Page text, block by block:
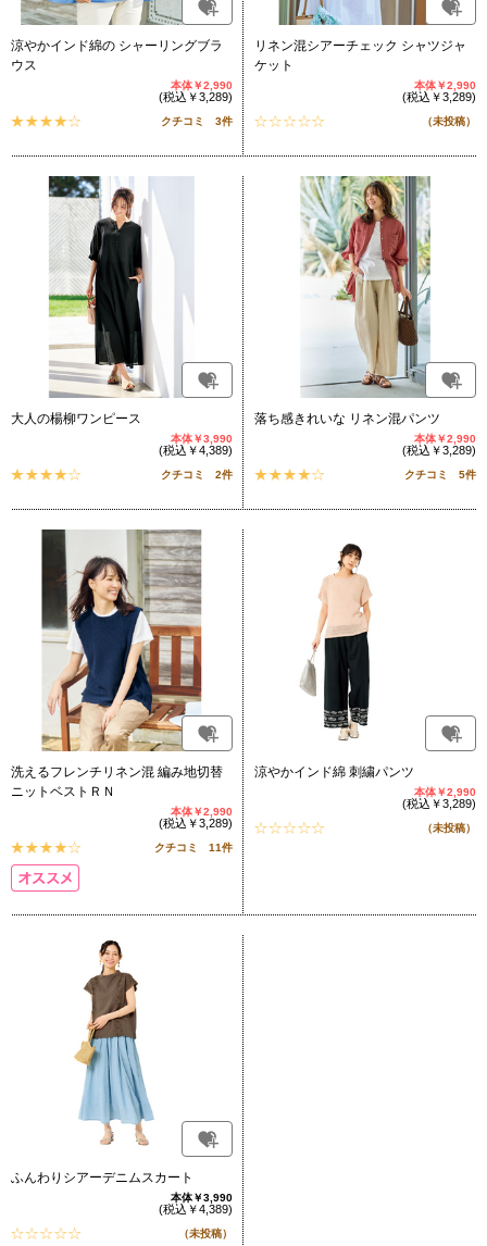
涼やかインド綿の シャーリングブラ
ウス
本体￥2,990
(税込￥3,289)
クチコミ 3件
リネン混シアーチェック シャツジャ
ケット
本体￥2,990
(税込￥3,289)
（未投稿）
大人の楊柳ワンピース
本体￥3,990
(税込￥4,389)
クチコミ 2件
落ち感きれいな リネン混パンツ
本体￥2,990
(税込￥3,289)
クチコミ 5件
洗えるフレンチリネン混 編み地切替
ニットベストＲＮ
本体￥2,990
(税込￥3,289)
クチコミ 11件
涼やかインド綿 刺繍パンツ
本体￥2,990
(税込￥3,289)
（未投稿）
ふんわりシアーデニムスカート
本体￥3,990
(税込￥4,389)
（未投稿）